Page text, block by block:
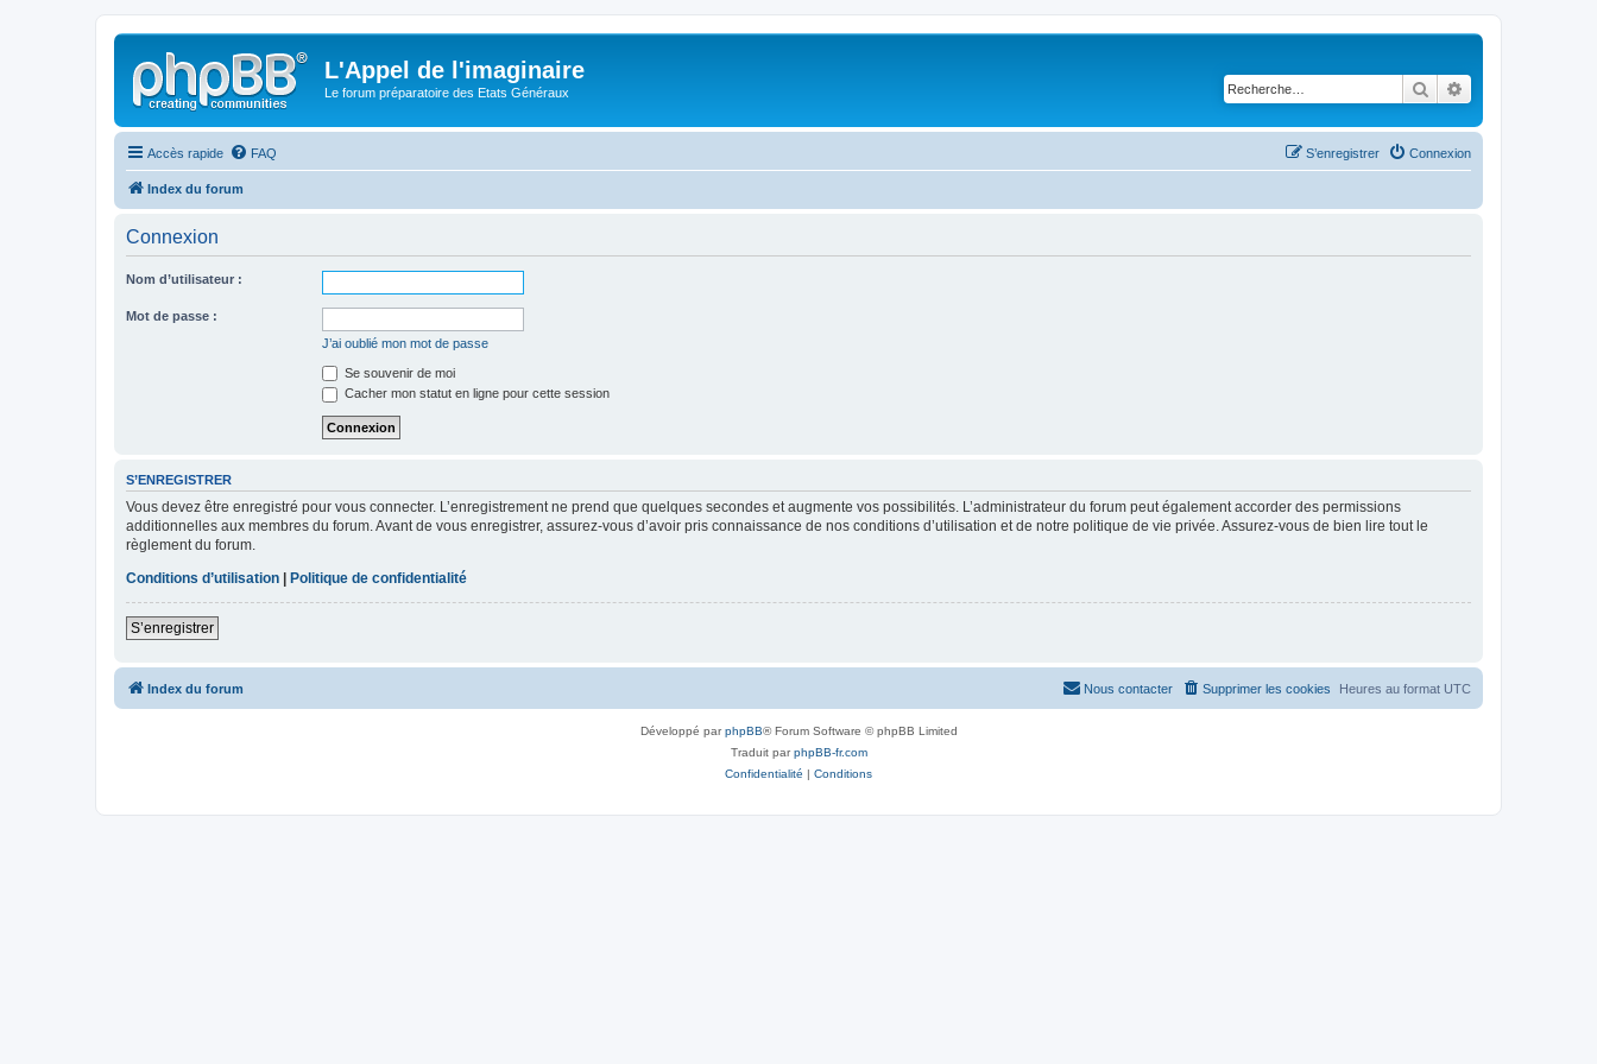
L'Appel de l'imaginaire
Le forum préparatoire des Etats Généraux Rechercher
Accès rapide FAQ Connexion
S’enregistrer
Index du forum
Connexion
Nom d’utilisateur :
Mot de passe :
J’ai oublié mon mot de passe
Se souvenir de moi
Cacher mon statut en ligne pour cette session
S’ENREGISTRER
Vous devez être enregistré pour vous connecter. L’enregistrement ne prend que quelques secondes et augmente vos possibilités. L’administrateur du forum peut également accorder des permissions
additionnelles aux membres du forum. Avant de vous enregistrer, assurez-vous d’avoir pris connaissance de nos conditions d’utilisation et de notre politique de vie privée. Assurez-vous de bien lire tout le
règlement du forum.
Conditions d’utilisation
Politique de confidentialité
S’enregistrer
Index du forum Heures au format UTC
Supprimer les cookies
Nous contacter
Développé parphpBB® Forum Software © phpBB Limited
Traduit parphpBB-fr.com
Confidentialité | Conditions